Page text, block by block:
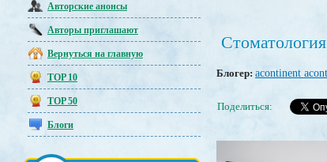
Авторские анонсы
Авторы приглашают
Вернуться на главную
TOP 10
TOP 50
Блоги
Блогер: acontinent
Поделиться: